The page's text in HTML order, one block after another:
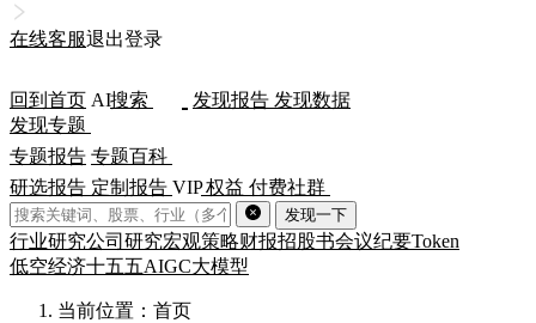
在线客服退出登录
回到首页 AI搜索 发现报告 发现数据
发现专题
专题报告 专题百科
研选报告 定制报告 VIP权益 付费社群
发现一下
行业研究公司研究宏观策略财报招股书会议纪要Token
低空经济十五五AIGC大模型
当前位置：首页